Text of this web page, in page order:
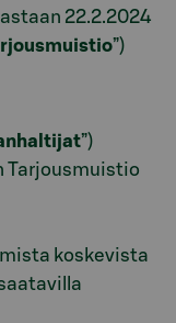
22.2.2024
”)
”)
Tarjousmuistio
koskevista